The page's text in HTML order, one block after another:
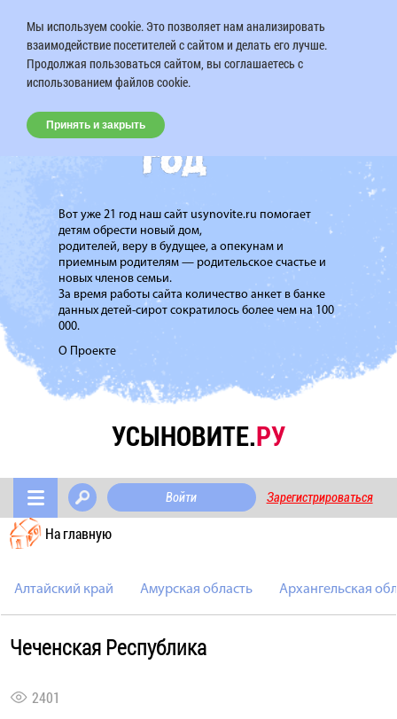
Вот уже 21 год наш сайт usynovite.ru помогает
детям обрести новый дом,
родителей, веру в будущее, а опекунам и
приемным родителям — родительское счастье и
новых членов семьи.
За время работы сайта количество анкет в банке
данных детей-сирот сократилось более чем на 100
000.
О Проекте
УСЫНОВИТЕ.РУ
Войти Зарегистрироваться
На главную
Алтайский край Амурская область Архангельская
Чеченская Республика
2401
Мы используем cookie. Это позволяет нам анализировать
взаимодействие посетителей с сайтом и делать его лучше.
Продолжая пользоваться сайтом, вы соглашаетесь с
использованием файлов cookie.
Принять и закрыть